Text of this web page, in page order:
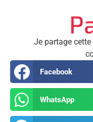
Je partage
Facebook
WhatsApp